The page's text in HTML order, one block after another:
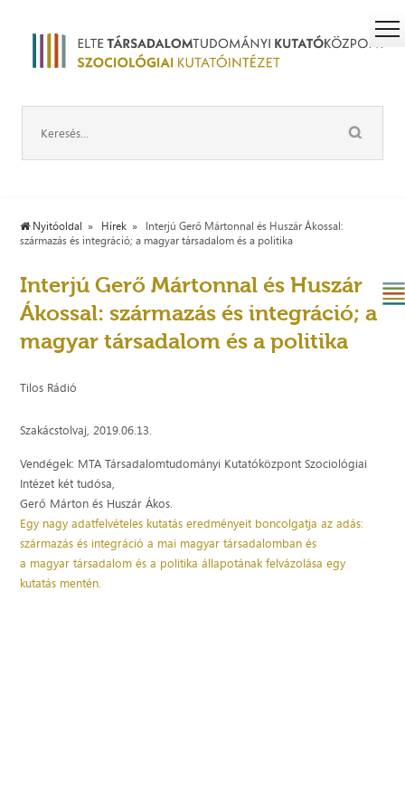
Nyitóoldal Hírek
Interjú Gerő Mártonnal és Huszár Ákossal:
származás és integráció; a magyar társadalom és a politika
Interjú Gerő Mártonnal és Huszár
Ákossal: származás és integráció; a
magyar társadalom és a politika
Tilos Rádió
Szakácstolvaj, 2019.06.13.
Vendégek: MTA Társadalomtudományi Kutatóközpont Szociológiai
Intézet két tudósa,
Gerő Márton és Huszár Ákos.
Egy nagy adatfelvételes kutatás eredményeit boncolgatja az adás:
származás és integráció a mai magyar társadalomban és
a magyar társadalom és a politika állapotának felvázolása egy
kutatás mentén.